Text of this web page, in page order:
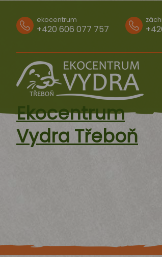
ekocentrum
+420 606 077 757
Ekocentrum
Vydra Třeboň